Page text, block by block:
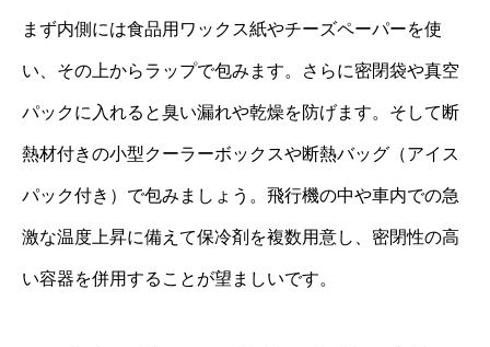
まず内側には食品用ワックス紙やチーズペーパーを使
い、その上からラップで包みます。さらに密閉袋や真空
パックに入れると臭い漏れや乾燥を防げます。そして断
熱材付きの小型クーラーボックスや断熱バッグ（アイス
パック付き）で包みましょう。飛行機の中や車内での急
激な温度上昇に備えて保冷剤を複数用意し、密閉性の高
い容器を併用することが望ましいです。